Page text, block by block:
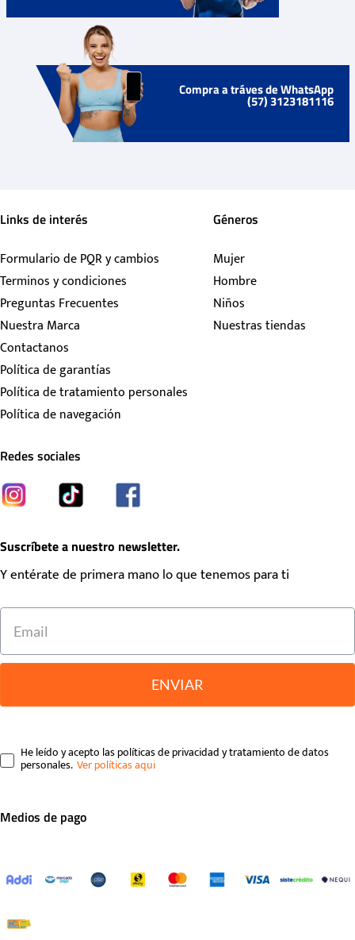
Compra a tráves de WhatsApp
(57) 3123181116
Links de interés
Formulario de PQR y cambios
Terminos y condiciones
Preguntas Frecuentes
Nuestra Marca
Contactanos
Política de garantías
Política de tratamiento personales
Política de navegación
Géneros
Mujer
Hombre
Niños
Nuestras tiendas
Redes sociales
Suscríbete a nuestro newsletter.
Y entérate de primera mano lo que tenemos para ti
ENVIAR
He leído y acepto las políticas de privacidad y tratamiento de datos
personales.
Medios de pago